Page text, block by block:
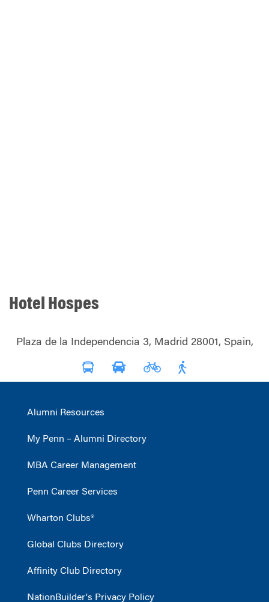
Hotel Hospes
Plaza de la Independencia 3, Madrid 28001, Spain,
Alumni Resources
My Penn – Alumni Directory
MBA Career Management
Penn Career Services
Wharton Clubs®
Global Clubs Directory
Affinity Club Directory
NationBuilder's Privacy Policy